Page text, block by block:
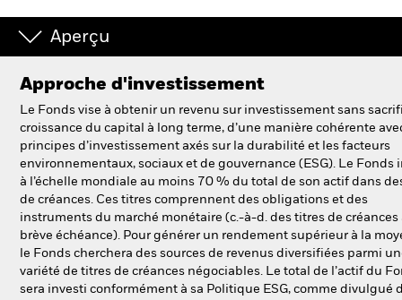
iShares
Notre société
Aperçu
Approche d'investissement
Le Fonds vise à obtenir un revenu sur investissement sans
croissance du capital à long terme, d’une manière cohérente
principes d’investissement axés sur la durabilité et les facteurs
environnementaux, sociaux et de gouvernance (ESG). Le Fonds
à l’échelle mondiale au moins 70 % du total de son actif dans
de créances. Ces titres comprennent des obligations et des
instruments du marché monétaire (c.-à-d. des titres de créances
brève échéance). Pour générer un rendement supérieur à la
le Fonds cherchera des sources de revenus diversifiées parmi
variété de titres de créances négociables. Le total de l’actif du
sera investi conformément à sa Politique ESG, comme divulgué